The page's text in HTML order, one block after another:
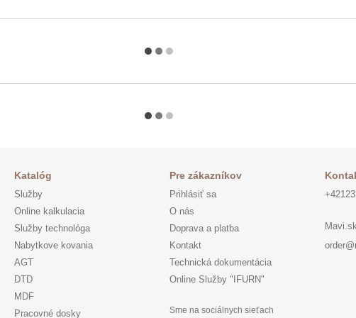
Katalóg
Služby
Online kalkulacia
Služby technológa
Nabytkove kovania
AGT
DTD
MDF
Pracovné dosky
Pre zákazníkov
Prihlásiť sa
O nás
Doprava a platba
Kontakt
Technická dokumentácia
Online Služby "IFURN"
Sme na sociálnych sieťach